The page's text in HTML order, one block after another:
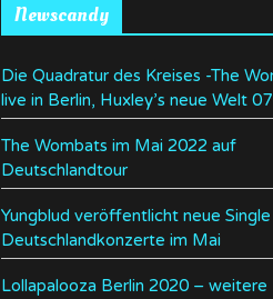
Newscandy
Die Quadratur des Kreises -The
live in Berlin, Huxley’s neue Welt
The Wombats im Mai 2022 auf
Deutschlandtour
Yungblud veröffentlicht neue
Deutschlandkonzerte im Mai
Lollapalooza Berlin 2020 – weitere